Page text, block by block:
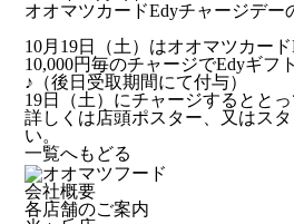
オオマツカードEdyチャージデー
10月19日（土）はオオマツカー
10,000円毎のチャージでEdyギフ
♪（後日受取期間にて付与）
19日（土）にチャージするととっ
詳しくは店頭ポスター、又はス
い。
一覧へもどる
会社概要
各店舗のご案内